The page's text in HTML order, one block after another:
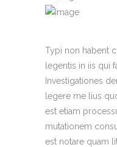
Typi non habent
legentis in iis qui
Investigationes
legere me lius
est etiam
mutationem
est notare quam